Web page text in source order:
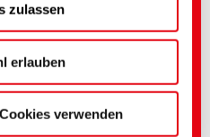
Sie hier oder in
vornehmen.
zulassen
erlauben
verwenden